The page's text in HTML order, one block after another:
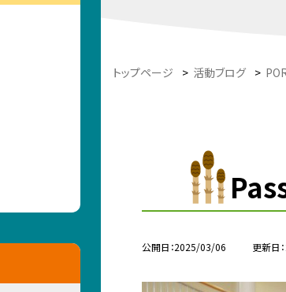
トップページ > 活動ブログ >
公開日 2025/03/06 更新日